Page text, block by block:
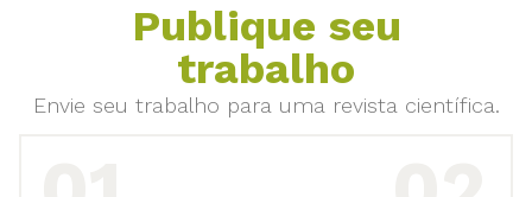
Publique seu
trabalho
Envie seu trabalho para uma revista científica.